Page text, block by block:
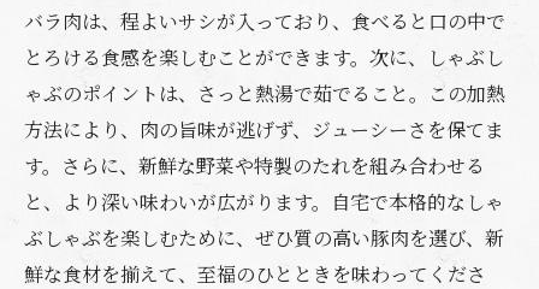
バラ肉は、程よいサシが入っており、食べると口の中で
とろける食感を楽しむことができます。次に、しゃぶし
ゃぶのポイントは、さっと熱湯で茹でること。この加熱
方法により、肉の旨味が逃げず、ジューシーさを保てま
す。さらに、新鮮な野菜や特製のたれを組み合わせる
と、より深い味わいが広がります。自宅で本格的なしゃ
ぶしゃぶを楽しむために、ぜひ質の高い豚肉を選び、新
鮮な食材を揃えて、至福のひとときを味わってくださ